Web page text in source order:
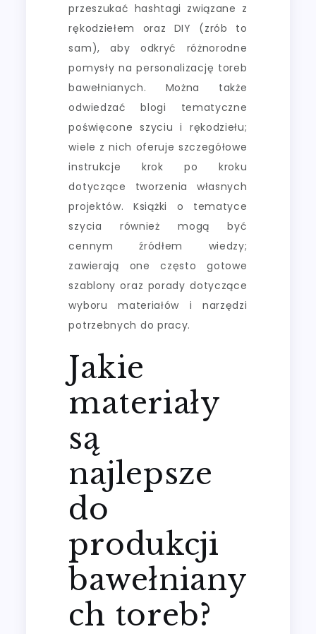
przeszukać hashtagi związane z
rękodziełem oraz DIY (zrób to
sam), aby odkryć różnorodne
pomysły na personalizację toreb
bawełnianych. Można także
odwiedzać blogi tematyczne
poświęcone szyciu i rękodziełu;
wiele z nich oferuje szczegółowe
instrukcje krok po kroku
dotyczące tworzenia własnych
projektów. Książki o tematyce
szycia również mogą być
cennym źródłem wiedzy;
zawierają one często gotowe
szablony oraz porady dotyczące
wyboru materiałów i narzędzi
potrzebnych do pracy.
Jakie
materiały
są
najlepsze
do
produkcji
bawełniany
ch toreb?